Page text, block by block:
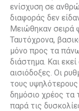
ενίσχυση σε
διαφοράς δεν
Μειώθηκαν σειρά
Ταυτόχρονα,
μόνο προς τα
διάστημα. Και
αισιόδοξες. Οι
τους
δημόσιο χρέος τα
παρά τις